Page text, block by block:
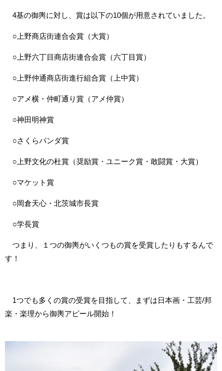
4基の御輿に対し、賞は以下の10個が用意されていました。
○上野商店街連合会賞（大賞）
○上野六丁目商店街連合会賞（六丁目賞）
○上野仲通商店街進行組合賞（上中賞）
○アメ横・仲町通り賞（アメ仲賞）
○神田明神賞
○さくらパンダ賞
○上野文化の杜賞（奨励賞・ユニーク賞・敢闘賞・大賞）
○マケット賞
○岡倉天心・北茨城市長賞
○学長賞
つまり、１つの御輿がいくつもの賞を受賞したりもするんで
す！
1つでも多くの賞の受賞を目指して、まずは日本画・工芸/邦
楽・楽理から御輿アピール開始！